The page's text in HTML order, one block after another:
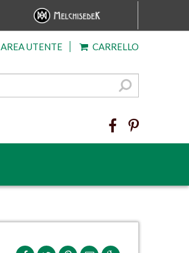
AREA UTENTE CARRELLO